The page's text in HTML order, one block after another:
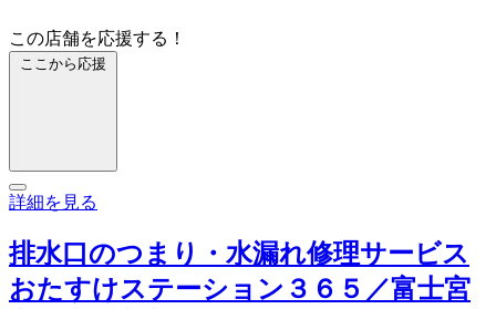
この店舗を応援する！
ここから応援
詳細を見る
排水口のつまり・水漏れ修理サービス
おたすけステーション３６５／富士宮